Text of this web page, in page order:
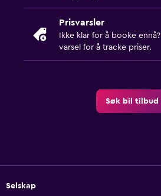
Prisvarsler
Ikke klar for å booke ennå?
varsel for å tracke priser.
Søk bil tilbud
Selskap